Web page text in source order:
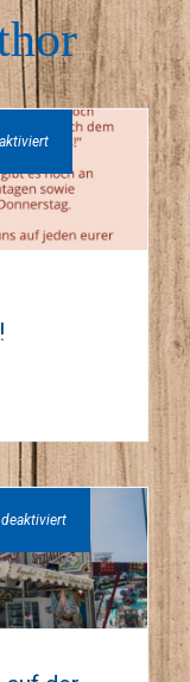
für
!!!
Landshuter
Herbstdult
!!!
für
Buchner